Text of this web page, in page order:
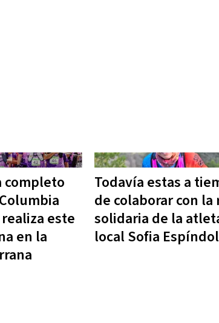
completo
este
en la
Todavía estas a
de colaborar con la
solidaria de la
local Sofia